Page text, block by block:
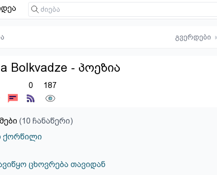
გვერდები
Bolkvadze - პოეზია
0 187
(10 ჩანაწერი)
ქორწილი
ცხოვრება თავიდან